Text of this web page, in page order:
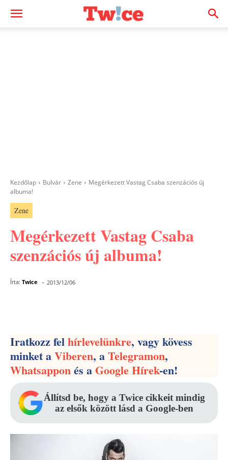
Kezdőlap Bulvár Zene
Megérkezett Vastag Csaba szenzációs új
albuma!
Zene
Megérkezett Vastag Csaba
szenzációs új albuma!
Írta: Twice - 2013/12/06
Iratkozz felhírlevelünkre, vagy kövess
minket aViberen, aTelegramon,
Whatsapponés aGoogle Hírek-en!
Állítsd be, hogy a Twice cikkeit mindig
az elsők között lásd a Google-ben